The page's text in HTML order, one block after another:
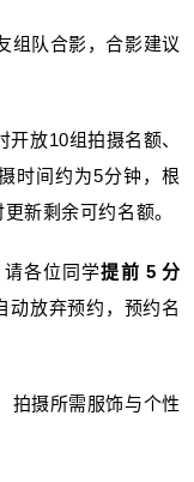
组队合影，合影建议
开放10组拍摄名额、
时间约为5分钟，根
新剩余可约名额。
请各位同学提前 5 分
动放弃预约，预约名
拍摄所需服饰与个性